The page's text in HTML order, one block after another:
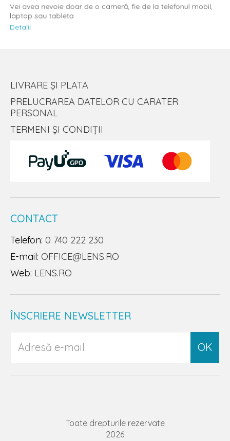
Vei avea nevoie doar de o cameră, fie de la telefonul mobil,
laptop sau tableta
Detalii
LIVRARE ȘI PLATA
PRELUCRAREA DATELOR CU CARATER
PERSONAL
TERMENI ȘI CONDIȚII
CONTACT
Telefon: 0 740 222 230
E-mail: OFFICE@LENS.RO
Web: LENS.RO
ÎNSCRIERE NEWSLETTER
OK
Toate drepturile rezervate
2026